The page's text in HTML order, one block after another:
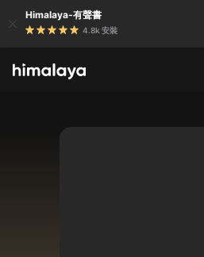
Himalaya-有聲書
4.8k 安裝